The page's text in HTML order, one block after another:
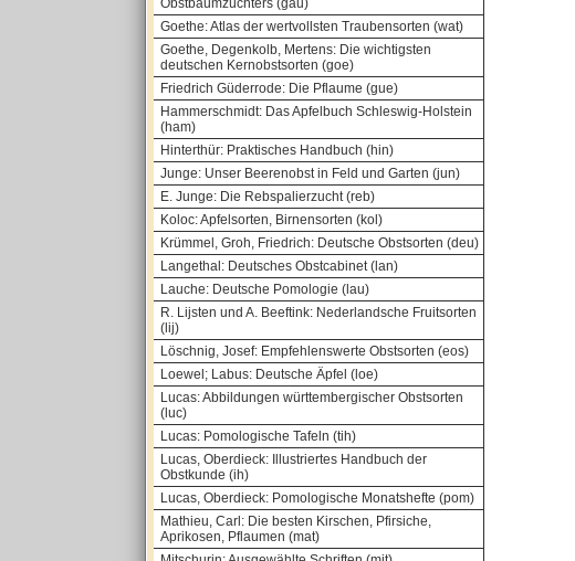
Obstbaumzüchters (gau)
Goethe: Atlas der wertvollsten Traubensorten (wat)
Goethe, Degenkolb, Mertens: Die wichtigsten
deutschen Kernobstsorten (goe)
Friedrich Güderrode: Die Pflaume (gue)
Hammerschmidt: Das Apfelbuch Schleswig-Holstein
(ham)
Hinterthür: Praktisches Handbuch (hin)
Junge: Unser Beerenobst in Feld und Garten (jun)
E. Junge: Die Rebspalierzucht (reb)
Koloc: Apfelsorten, Birnensorten (kol)
Krümmel, Groh, Friedrich: Deutsche Obstsorten (deu)
Langethal: Deutsches Obstcabinet (lan)
Lauche: Deutsche Pomologie (lau)
R. Lijsten und A. Beeftink: Nederlandsche Fruitsorten
(lij)
Löschnig, Josef: Empfehlenswerte Obstsorten (eos)
Loewel; Labus: Deutsche Äpfel (loe)
Lucas: Abbildungen württembergischer Obstsorten
(luc)
Lucas: Pomologische Tafeln (tih)
Lucas, Oberdieck: Illustriertes Handbuch der
Obstkunde (ih)
Lucas, Oberdieck: Pomologische Monatshefte (pom)
Mathieu, Carl: Die besten Kirschen, Pfirsiche,
Aprikosen, Pflaumen (mat)